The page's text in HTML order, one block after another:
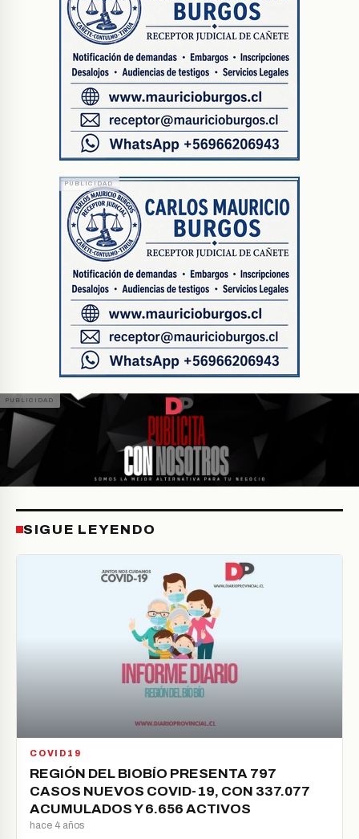
SIGUE LEYENDO
COVID19
REGIÓN DEL BIOBÍO PRESENTA 797
CASOS NUEVOS COVID-19, CON 337.077
ACUMULADOS Y 6.656 ACTIVOS
hace 4 años